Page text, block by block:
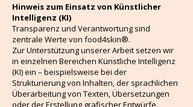
Hinweis zum Einsatz von Künstlicher
Intelligenz (KI)
Transparenz und Verantwortung sind
zentrale Werte von food4skin®.
Zur Unterstützung unserer Arbeit setzen wir
in einzelnen Bereichen Künstliche Intelligenz
(KI) ein – beispielsweise bei der
Strukturierung von Inhalten, der sprachlichen
Überarbeitung von Texten, Übersetzungen
oder der Erstellung grafischer Entwürfe.